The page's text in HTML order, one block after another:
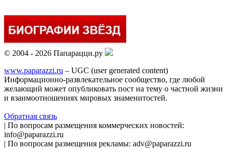
© 2004 - 2026 Папарацци.ру
www.paparazzi.ru – UGC (user generated content)
Информационно-развлекательное сообщество, где любой
желающий может опубликовать пост на тему о частной жизни
и взаимоотношениях мировых знаменитостей.
Обратная связь
| По вопросам размещения коммерческих новостей:
info@paparazzi.ru
| По вопросам размещения рекламы: adv@paparazzi.ru